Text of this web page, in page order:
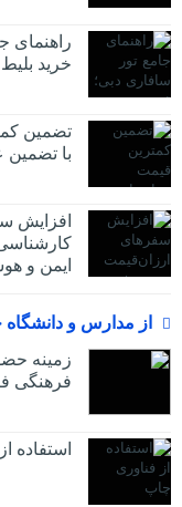
راهنمای
خرید بلیط
تضمین
با تضمین عودت ۲
افزایش
ایمن و
از مدارس و
زمینه
فرهنگی
استفاده